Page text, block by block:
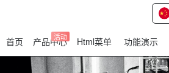
首页 产品中心
活动 Html菜单 功能演示